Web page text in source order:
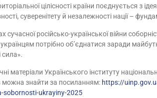
цілісності країни поєднується з
суверенітету й незалежності нації –
сучасної російсько-української війни
українцям потрібно об’єднатися заради
сила».
матеріали Українського інституту
можна знайти за посиланням: https://
sobornosti-ukrayiny-2025